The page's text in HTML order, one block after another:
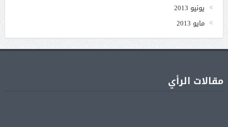
يونيو 2013
مايو 2013
مقالات الرأي